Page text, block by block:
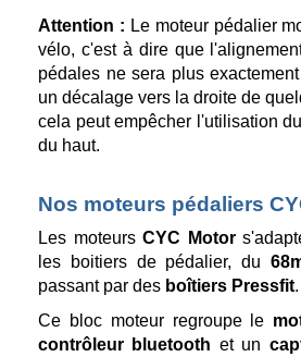
Attention : Le moteur pédalier
vélo, c'est à dire que
pédales ne sera plus
un décalage vers la droite de
cela peut empêcher l'utilisation
du haut.
Nos moteurs pédaliers
Les moteursCYC Motor
les boitiers de pédalier, du
passant par des boîtiers Pressfit.
Ce bloc moteur regroupe le
contrôleur bluetooth et un